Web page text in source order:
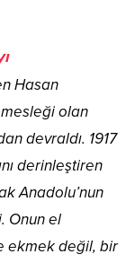
Hasan
olan
devraldı. 1917
derinleştiren
Anadolu’nun
Onun el
ekmek değil, bir